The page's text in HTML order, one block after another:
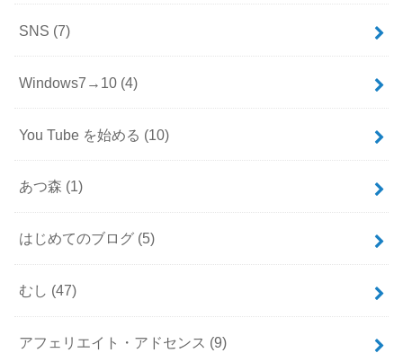
SNS (7)
Windows7→10 (4)
You Tube を始める (10)
あつ森 (1)
はじめてのブログ (5)
むし (47)
アフェリエイト・アドセンス (9)